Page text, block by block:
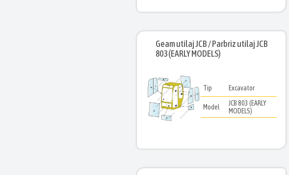
Geam utilaj JCB / Parbriz utilaj JCB
803 (EARLY MODELS)
Tip Excavator
Model
JCB 803 (EARLY
MODELS)